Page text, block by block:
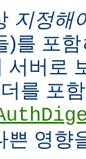
지정해
)를 포함
서버로
를 포
쁜 영향